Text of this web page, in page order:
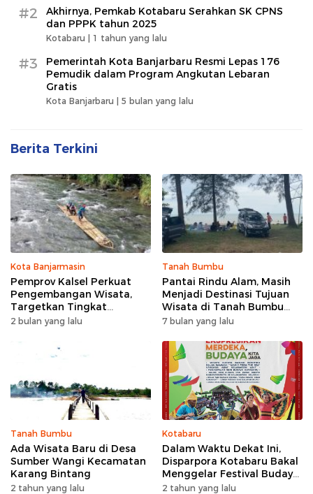
#2
Akhirnya, Pemkab Kotabaru Serahkan SK CPNS
dan PPPK tahun 2025
Kotabaru | 1 tahun yang lalu
#3
Pemerintah Kota Banjarbaru Resmi Lepas 176
Pemudik dalam Program Angkutan Lebaran
Gratis
Kota Banjarbaru | 5 bulan yang lalu
Berita Terkini
Kota Banjarmasin
Pemprov Kalsel Perkuat
Pengembangan Wisata,
Targetkan Tingkat
Kunjungan Naik 5 Persen di
2 bulan yang lalu
Tanah Bumbu
Pantai Rindu Alam, Masih
Menjadi Destinasi Tujuan
Wisata di Tanah Bumbu
dengan Rindangnya Pohon
7 bulan yang lalu
Tanah Bumbu
Ada Wisata Baru di Desa
Sumber Wangi Kecamatan
Karang Bintang
2 tahun yang lalu
Kotabaru
Dalam Waktu Dekat Ini,
Disparpora Kotabaru Bakal
Menggelar Festival Budaya
Saijaan 2024
2 tahun yang lalu